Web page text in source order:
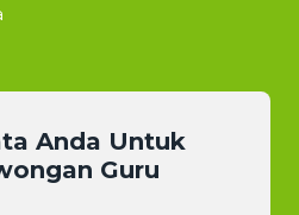
Anda Untuk
Guru